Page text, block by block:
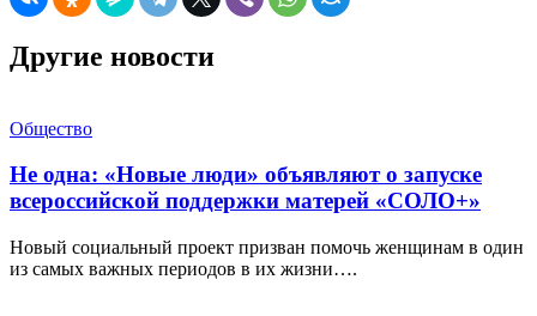
Другие новости
Общество
Не одна: «Новые люди» объявляют о запуске
всероссийской поддержки матерей «СОЛО+»
Новый социальный проект призван помочь женщинам в один
из самых важных периодов в их жизни….